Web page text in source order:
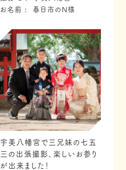
お名前
春日市のN様
宇美八幡宮で三兄妹の七五
三の出張撮影、楽しいお参り
が出来ました！